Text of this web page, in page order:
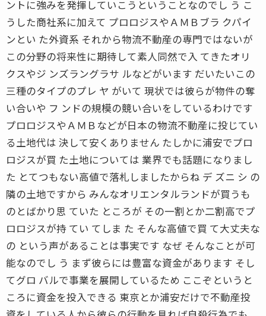
ントに強みを発揮していこうということなのでし う こ
うした商社系に加えて プロロジスやＡＭＢブラ クパイ
ンとい た外資系 それから物流不動産の専門ではないが
この分野の将来性に期待して素人同然で入 てきたオリ
クスやジ ンズラングラサ ルなどがいます だいたいこの
三種のタイプのプレ ヤ がいて 現状では彼らが物件の奪
い合いや フ ンドの規模の競い合いをしているわけです
プロロジスやＡＭＢなどが日本の物流不動産に投じてい
る土地代は 決して安くありません たしかに浦安でプロ
ロジスが買 た土地については 業界でも話題になりまし
た とてつもない高値で落札しましたからね デ ズニ シ の
隣の土地ですから みんなオリエンタルランドが買うも
のとばかり思 ていた ところが その一割とか二割高でプ
ロロジスが持 てい てしま た そんな高値で買 て大丈夫な
の という声があることは事実です なぜ そんなことが可
能なのでし う まず彼らには豊富な資金があります そし
てグロ バルで事業を展開しているため ここぞというと
ころに資金を投入できる 東京とか浦安だけで不動産投